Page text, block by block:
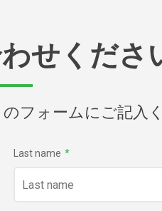
せくださ
フォームにご記入く
Last name *